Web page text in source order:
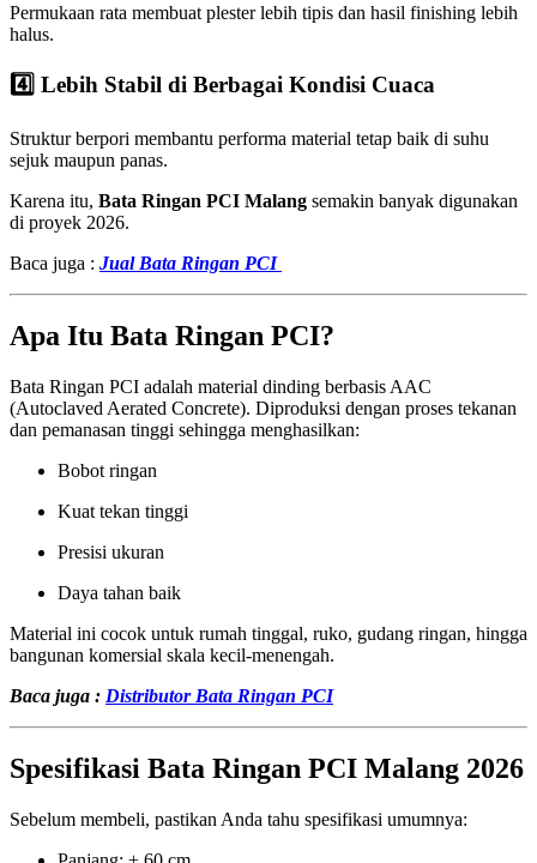
Permukaan rata membuat plester lebih tipis dan hasil finishing lebih
halus.
4️⃣ Lebih Stabil di Berbagai Kondisi Cuaca
Struktur berpori membantu performa material tetap baik di suhu
sejuk maupun panas.
Karena itu, Bata Ringan PCI Malang semakin banyak digunakan
di proyek 2026.
Baca juga : Jual Bata Ringan PCI
Apa Itu Bata Ringan PCI?
Bata Ringan PCI adalah material dinding berbasis AAC
(Autoclaved Aerated Concrete). Diproduksi dengan proses tekanan
dan pemanasan tinggi sehingga menghasilkan:
Bobot ringan
Kuat tekan tinggi
Presisi ukuran
Daya tahan baik
Material ini cocok untuk rumah tinggal, ruko, gudang ringan, hingga
bangunan komersial skala kecil-menengah.
Baca juga : Distributor Bata Ringan PCI
Spesifikasi Bata Ringan PCI Malang 2026
Sebelum membeli, pastikan Anda tahu spesifikasi umumnya: